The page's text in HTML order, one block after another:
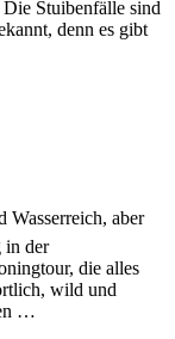
Stuibenfälle sind
denn es gibt
aber
in der
die alles
wild und
…